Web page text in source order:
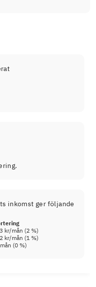
inkomst ger följande
kr/mån (2 %)
kr/mån (1 %)
(0 %)